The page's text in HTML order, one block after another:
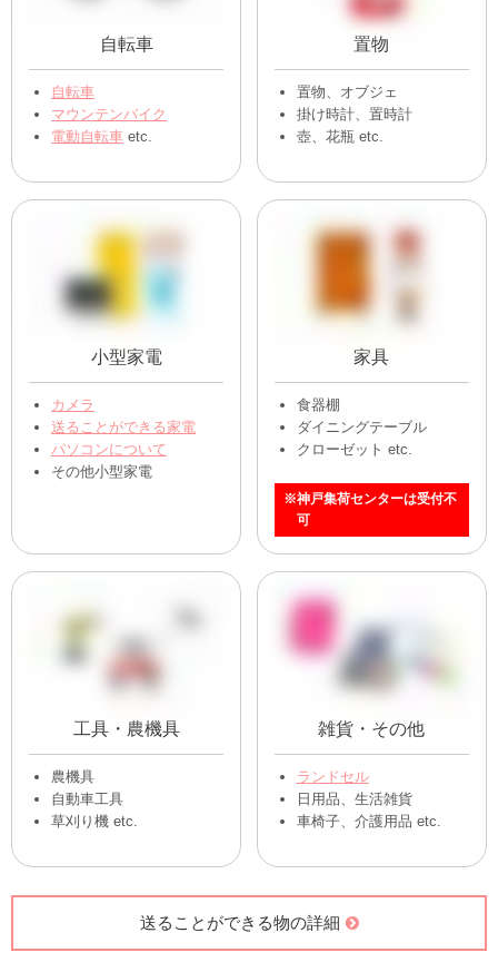
自転車
自転車
マウンテンバイク
電動自転車 etc.
置物
置物、オブジェ
掛け時計、置時計
壺、花瓶 etc.
小型家電
カメラ
送ることができる家電
パソコンについて
その他小型家電
家具
食器棚
ダイニングテーブル
クローゼット etc.
※神戸集荷センターは受付不
可
工具・農機具
農機具
自動車工具
草刈り機 etc.
雑貨・その他
ランドセル
日用品、生活雑貨
車椅子、介護用品 etc.
送ることができる物の詳細